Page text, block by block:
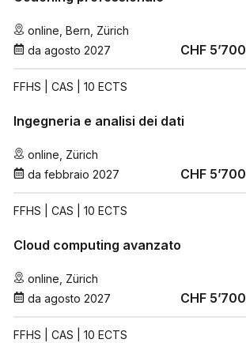
online Bern Zürich
da agosto 2027 CHF 5’700
FFHS | CAS | 10 ECTS
Ingegneria e analisi dei dati
online Zürich
da febbraio 2027 CHF 5’700
FFHS | CAS | 10 ECTS
Cloud computing avanzato
online Zürich
da agosto 2027 CHF 5’700
FFHS | CAS | 10 ECTS